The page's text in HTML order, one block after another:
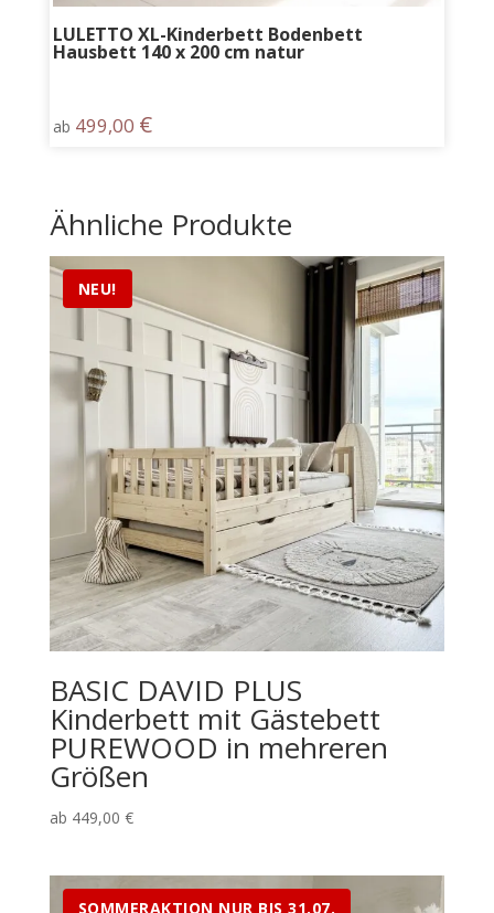
LULETTO XL-Kinderbett Bodenbett
Hausbett 140 x 200 cm natur
ab 499,00 €
Ähnliche Produkte
BASIC DAVID PLUS
Kinderbett mit Gästebett
PUREWOOD in mehreren
Größen
ab 449,00 €
NEU!
SOMMERAKTION NUR BIS 31.07.